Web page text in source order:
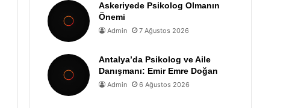
Askeriyede Psikolog Olmanın
Önemi
Admin 7 Ağustos 2026
Antalya’da Psikolog ve Aile
Danışmanı: Emir Emre Doğan
Admin 6 Ağustos 2026